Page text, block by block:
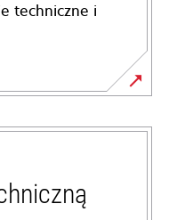
techniczne i